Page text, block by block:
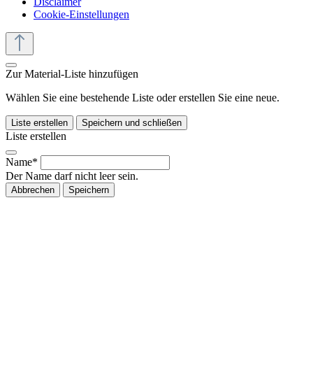
Cookie-Einstellungen
Zur Material-Liste hinzufügen
Wählen Sie eine bestehende Liste oder erstellen Sie eine neue.
Liste erstellen Speichern und schließen
Liste erstellen
Name*
Der Name darf nicht leer sein.
Abbrechen Speichern